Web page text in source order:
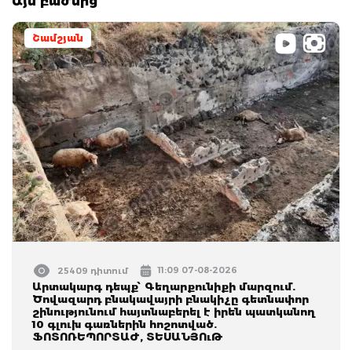
Շամշյան
25409 դիտում 11:09 07-08-2026
Արտակարգ դեպք՝ Գեղարքունիքի մարզում.
Ծովազարդ բնակավայրի բնակիչը գետնափոր
շինությունում հայտնաբերել է իրեն պատկանող
10 գլուխ գառներին հոշոտված.
ՖՈՏՈՌԵՊՈՐՏԱԺ, ՏԵՍԱՆՅՈւԹ